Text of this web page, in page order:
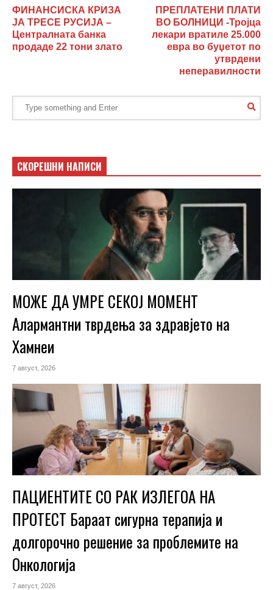
ФИНАНСИСКА КРИЗА
ЈА ТРЕСЕ РУСИЈА –
Централната банка
продаде 22 тони злато
ПРЕПЛАТЕНИ ПЛАТИ
ВО БОЛНИЦИ -Тројца
лекари вратиле 25.000
евра во буџетот по
утврдени
неперавилности
СКОРЕШНИ НАПИСИ
МОЖЕ ДА УМРЕ СЕКОЈ МОМЕНТ
Алармантни тврдења за здравјето на
Хамнеи
7 август, 2026
ПАЦИЕНТИТЕ СО РАК ИЗЛЕГОА НА
ПРОТЕСТ Бараат сигурна терапија и
долгорочно решение за проблемите на
Онкологија
7 август, 2026